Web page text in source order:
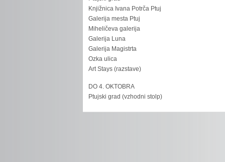
Knjižnica Ivana Potrča Ptuj
Galerija mesta Ptuj
Miheličeva galerija
Galerija Luna
Galerija Magistrta
Ozka ulica
Art Stays (razstave)
DO 4. OKTOBRA
Ptujski grad (vzhodni stolp)